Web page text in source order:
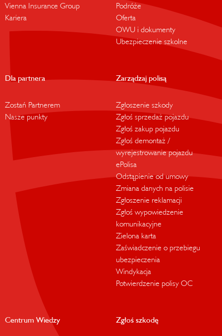
Vienna Insurance Group
Kariera
Podróże
Oferta
OWU i dokumenty
Ubezpieczenie szkolne
Dla partnera
Zostań Partnerem
Nasze punkty
Zarządzaj polisą
Zgłoszenie szkody
Zgłoś sprzedaż pojazdu
Zgłoś zakup pojazdu
Zgłoś demontaż /
wyrejestrowanie pojazdu
ePolisa
Odstąpienie od umowy
Zmiana danych na polisie
Zgłoszenie reklamacji
Zgłoś wypowiedzenie
komunikacyjne
Zielona karta
Zaświadczenie o przebiegu
ubezpieczenia
Windykacja
Potwierdzenie polisy OC
Centrum Wiedzy Zgłoś szkodę